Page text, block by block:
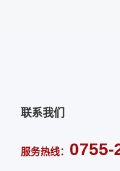
联系我们
服务热线： 0755-